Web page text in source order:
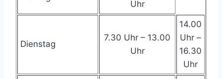
Uhr
Dienstag
7.30 Uhr – 13.00
Uhr
14.00
Uhr –
16.30
Uhr